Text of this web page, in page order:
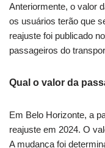
Anteriormente, o valor
os usuários terão que
reajuste foi publicado
passageiros do
Qual o valor da
Em Belo Horizonte, a
reajuste em 2024. O
A mudança foi